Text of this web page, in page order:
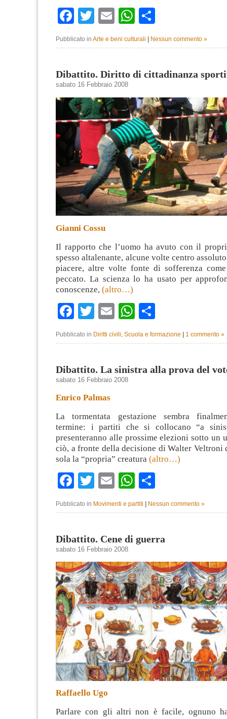
Facebook
TwitterEmailWhatsApp
Pubblicato in Arte e beni culturali Nessun commento »
Dibattito. Diritto di cittadinanza
sabato 16 Febbraio 2008
Gianni Cossu
Il rapporto che l’uomo ha avuto con il
spesso altalenante, alcune volte centro
piacere, altre volte fonte di sofferenza
peccato. La scienza lo ha usato per
conoscenze, (altro…)
Facebook
TwitterEmailWhatsApp
Pubblicato in Diritti civili, Scuola e formazione | 1 commento »
Dibattito. La sinistra alla prova del
sabato 16 Febbraio 2008
Enrico Palmas
La tormentata gestazione sembra
termine: i partiti che si collocano “a
presenteranno alle prossime elezioni sotto un
ciò, a fronte della decisione di Walter Veltroni
sola la “propria” creatura (altro…)
Facebook
TwitterEmailWhatsApp
Pubblicato in Movimenti e partiti | Nessun commento »
Dibattito. Cene di guerra
sabato 16 Febbraio 2008
Raffaello Ugo
Parlare con gli altri non è facile, ognuno